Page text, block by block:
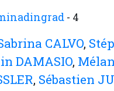
- 4
CALVO,
DAMASIO,
, Sébastien